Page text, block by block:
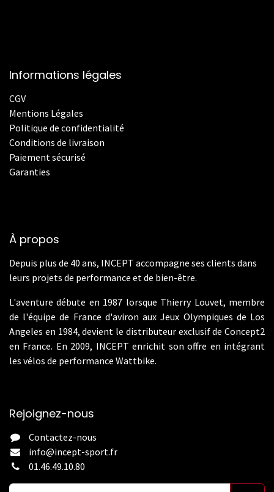
Informations légales
CGV
Mentions Légales
Politique de confidentialité
Conditions de livraison
Paiement sécurisé
Garanties
À propos
Depuis plus de 40 ans, INCEPT accompagne ses clients dans
leurs projets de performance et de bien-être.
L'aventure débute en 1987 lorsque Thierry Louvet, membre
de l'équipe de France d'aviron aux Jeux Olympiques de Los
Angeles en 1984, devient le distributeur exclusif de Concept2
en France. En 2009, INCEPT enrichit son offre en intégrant
les vélos de performance Wattbike.
Rejoignez-nous
Contactez-nous
info@incept-sport.fr
01.46.49.10.80